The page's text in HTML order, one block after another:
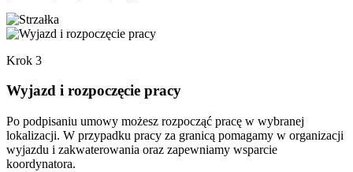
Krok 3
Wyjazd i rozpoczęcie pracy
Po podpisaniu umowy możesz rozpocząć pracę w wybranej
lokalizacji. W przypadku pracy za granicą pomagamy w organizacji
wyjazdu i zakwaterowania oraz zapewniamy wsparcie
koordynatora.